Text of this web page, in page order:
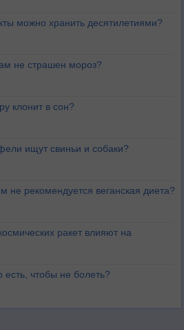
можно хранить десятилетиями?
не страшен мороз?
клонит в сон?
ищут свиньи и собаки?
не рекомендуется веганская диета?
ракет влияют на
есть, чтобы не болеть?